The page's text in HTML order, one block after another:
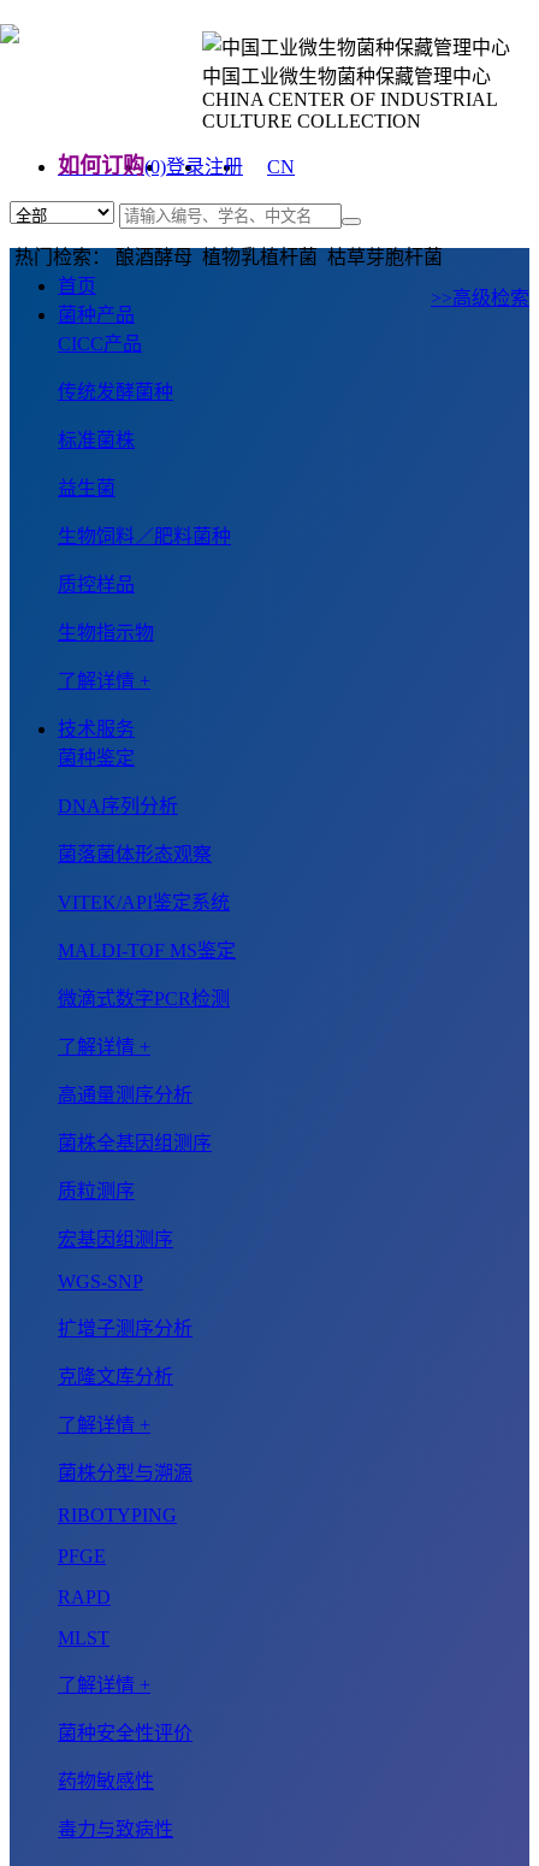
中国工业微生物菌种保藏管理中心
CHINA CENTER OF INDUSTRIAL
CULTURE COLLECTION
如何订购(0)登录注册
CN
热门检索： 酿酒酵母 植物乳植杆菌 枯草芽胞杆菌
>>高级检索
首页
菌种产品
CICC产品
传统发酵菌种
标准菌株
益生菌
生物饲料／肥料菌种
质控样品
生物指示物
了解详情 +
技术服务
菌种鉴定
DNA序列分析
菌落菌体形态观察
VITEK/API鉴定系统
MALDI-TOF MS鉴定
微滴式数字PCR检测
了解详情 +
高通量测序分析
菌株全基因组测序
质粒测序
宏基因组测序
WGS-SNP
扩增子测序分析
克隆文库分析
了解详情 +
菌株分型与溯源
RIBOTYPING
PFGE
RAPD
MLST
了解详情 +
菌种安全性评价
药物敏感性
毒力与致病性